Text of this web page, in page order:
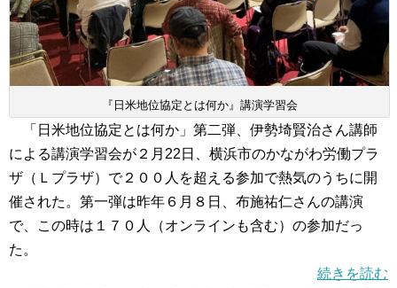
『日米地位協定とは何か』講演学習会
「日米地位協定とは何か」第二弾、伊勢埼賢治さん講師
による講演学習会が２月22日、横浜市のかながわ労働プラ
ザ（Ｌプラザ）で２００人を超える参加で熱気のうちに開
催された。第一弾は昨年６月８日、布施祐仁さんの講演
で、この時は１７０人（オンラインも含む）の参加だっ
た。
続きを読む